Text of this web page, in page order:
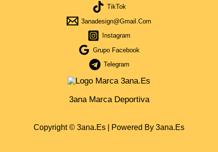
TikTok
3anadesign@gmail.com
Instagram
Grupo Facebook
Telegram
3ana Marca Deportiva
Copyright © 3ana.es | Powered By 3ana.es